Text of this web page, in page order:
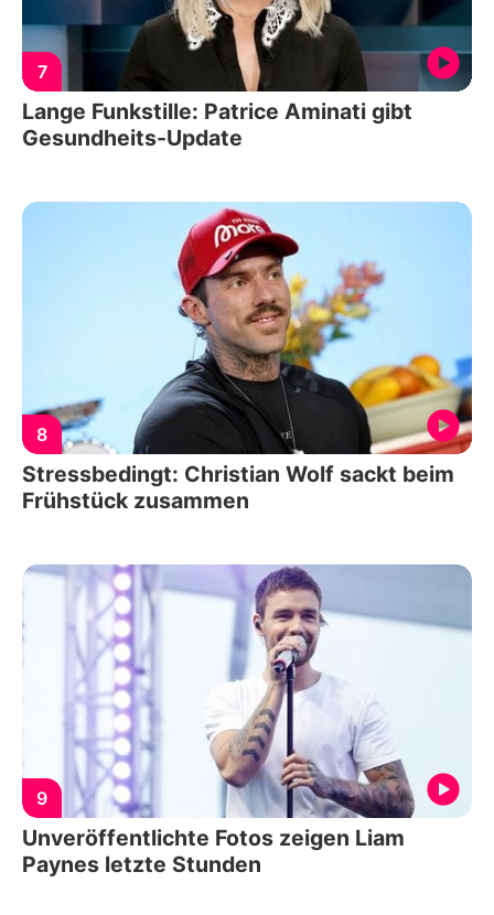
7
Lange Funkstille: Patrice Aminati gibt
Gesundheits-Update
8
Stressbedingt: Christian Wolf sackt beim
Frühstück zusammen
9
Unveröffentlichte Fotos zeigen Liam
Paynes letzte Stunden